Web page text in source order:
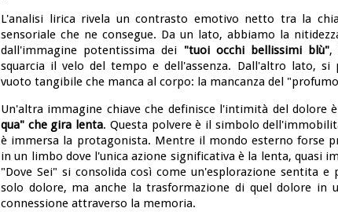
L'analisi lirica rivela un contrasto emotivo netto tra la
sensoriale che ne consegue. Da un lato, abbiamo la
dall'immagine potentissima dei "tuoi occhi bellissimi blù",
squarcia il velo del tempo e dell'assenza. Dall'altro lato, si
vuoto tangibile che manca al corpo: la mancanza del
Un'altra immagine chiave che definisce l'intimità del dolore
qua" che gira lenta. Questa polvere è il simbolo
è immersa la protagonista. Mentre il mondo esterno forse
in un limbo dove l'unica azione significativa è la lenta, quasi
"Dove Sei" si consolida così come un'esplorazione sentita
solo dolore, ma anche la trasformazione di quel dolore in
connessione attraverso la memoria.